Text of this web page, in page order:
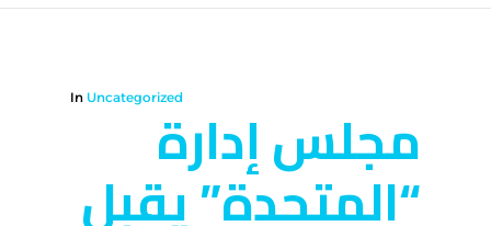
In Uncategorizedمجلس إدارة
“المتحدة” يقبل